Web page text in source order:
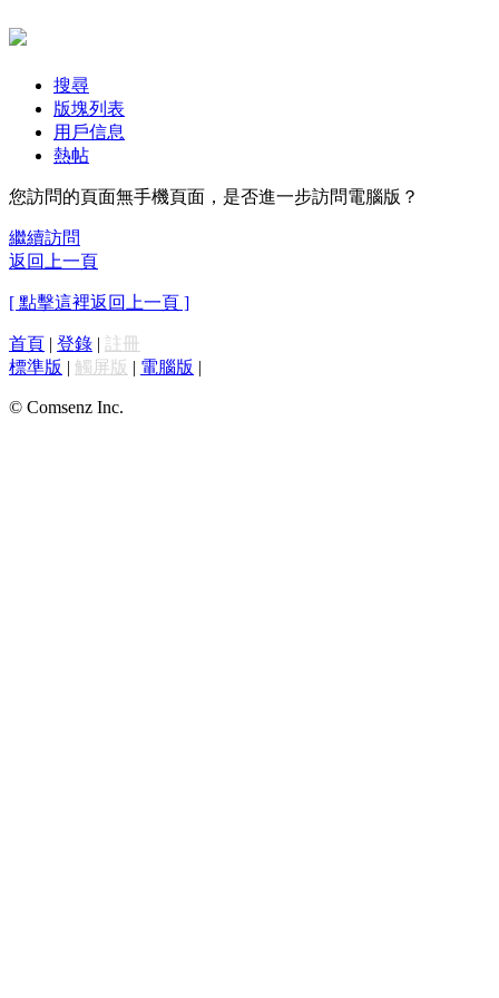
搜尋
版塊列表
用戶信息
熱帖
您訪問的頁面無手機頁面，是否進一步訪問電腦版？
繼續訪問
返回上一頁
[ 點擊這裡返回上一頁 ]
首頁 | 登錄 | 註冊
標準版 | 觸屏版 | 電腦版 |
© Comsenz Inc.